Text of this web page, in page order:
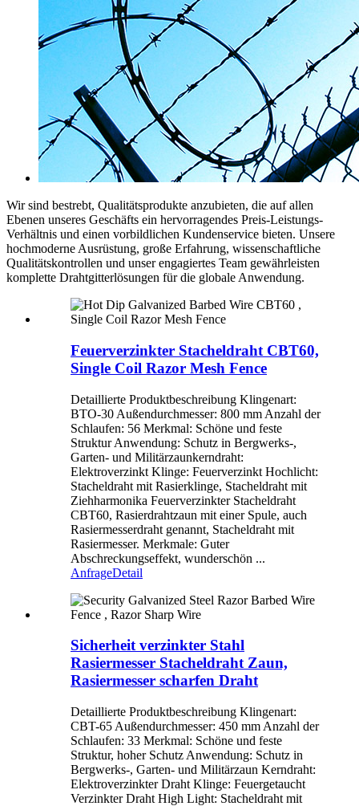
Wir sind bestrebt, Qualitätsprodukte anzubieten, die auf allen
Ebenen unseres Geschäfts ein hervorragendes Preis-Leistungs-
Verhältnis und einen vorbildlichen Kundenservice bieten. Unsere
hochmoderne Ausrüstung, große Erfahrung, wissenschaftliche
Qualitätskontrollen und unser engagiertes Team gewährleisten
komplette Drahtgitterlösungen für die globale Anwendung.
Feuerverzinkter Stacheldraht CBT60,
Single Coil Razor Mesh Fence
Detaillierte Produktbeschreibung Klingenart:
BTO-30 Außendurchmesser: 800 mm Anzahl der
Schlaufen: 56 Merkmal: Schöne und feste
Struktur Anwendung: Schutz in Bergwerks-,
Garten- und Militärzaunkerndraht:
Elektroverzinkt Klinge: Feuerverzinkt Hochlicht:
Stacheldraht mit Rasierklinge, Stacheldraht mit
Ziehharmonika Feuerverzinkter Stacheldraht
CBT60, Rasierdrahtzaun mit einer Spule, auch
Rasiermesserdraht genannt, Stacheldraht mit
Rasiermesser. Merkmale: Guter
Abschreckungseffekt, wunderschön ...
AnfrageDetail
Sicherheit verzinkter Stahl
Rasiermesser Stacheldraht Zaun,
Rasiermesser scharfen Draht
Detaillierte Produktbeschreibung Klingenart:
CBT-65 Außendurchmesser: 450 mm Anzahl der
Schlaufen: 33 Merkmal: Schöne und feste
Struktur, hoher Schutz Anwendung: Schutz in
Bergwerks-, Garten- und Militärzaun Kerndraht:
Elektroverzinkter Draht Klinge: Feuergetaucht
Verzinkter Draht High Light: Stacheldraht mit